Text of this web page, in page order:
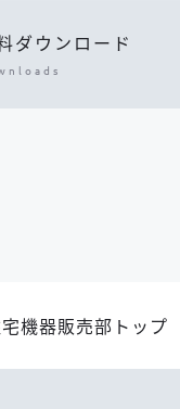
ダウンロード
機器販売部トップ